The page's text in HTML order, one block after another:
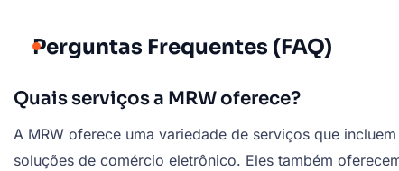
Perguntas Frequentes (FAQ)
Quais serviços a MRW oferece?
A MRW oferece uma variedade de serviços que
soluções de comércio eletrônico. Eles também